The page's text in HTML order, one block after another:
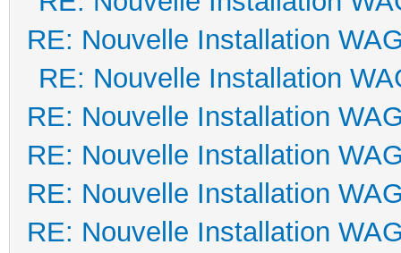
RE: Nouvelle Installation
RE: Nouvelle Installation
RE: Nouvelle Installation
RE: Nouvelle Installation
RE: Nouvelle Installation
RE: Nouvelle Installation